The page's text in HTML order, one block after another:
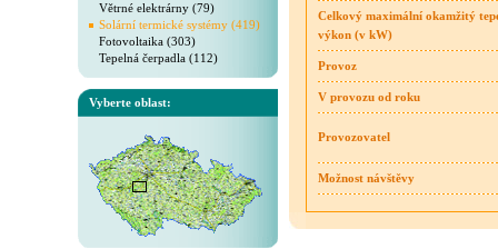
Větrné elektrárny (79)
Solární termické systémy (419)
Fotovoltaika (303)
Tepelná čerpadla (112)
Vyberte oblast:
Celkový maximální okamžitý
výkon (v kW)
Provoz
V provozu od roku
Provozovatel
Možnost návštěvy